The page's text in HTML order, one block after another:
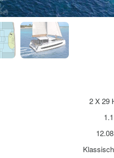
2 X 29